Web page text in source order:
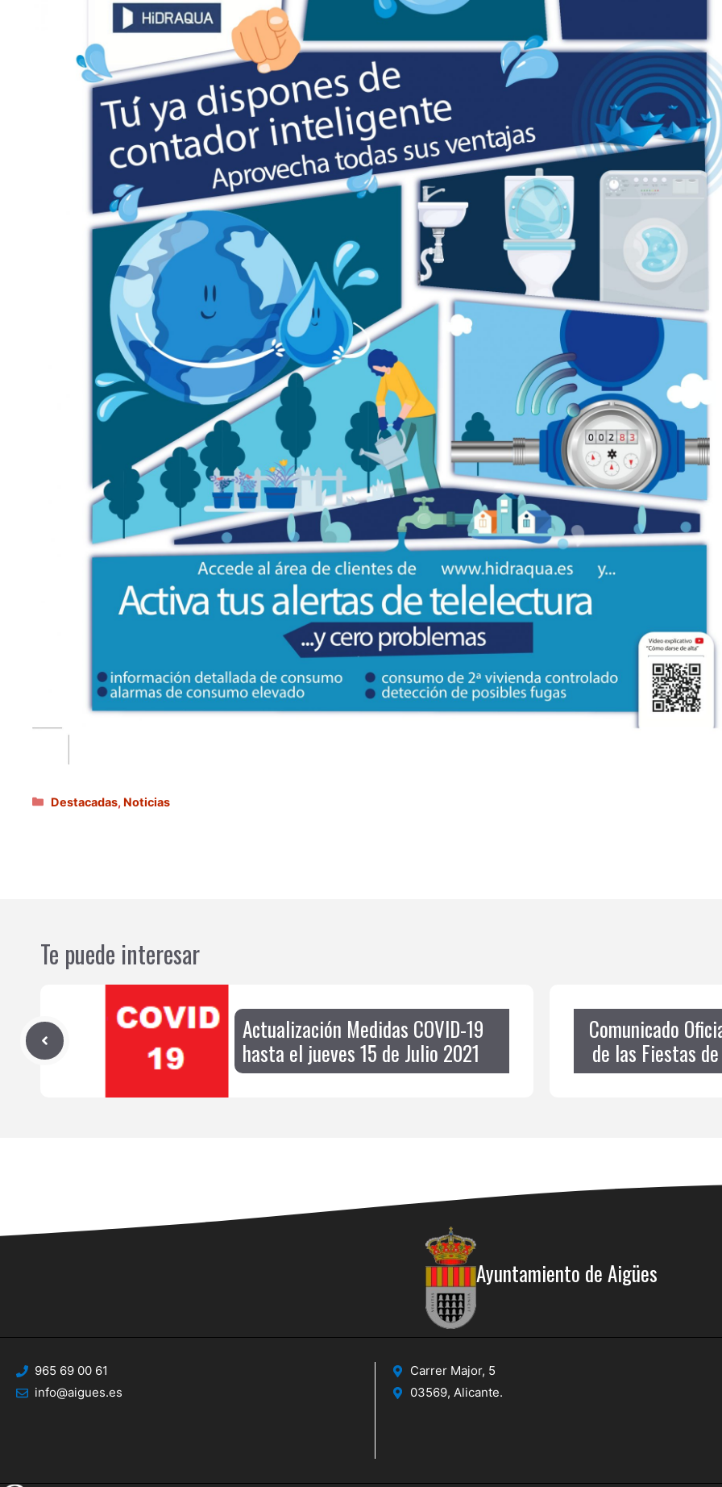
Categorías
Destacadas, Noticias
Te puede interesar
Actualización Medidas COVID-19
hasta el jueves 15 de Julio 2021
Comunicado
de las Fiestas
Ayuntamiento de Aigües
965 69 00 61
info@aigues.es
Carrer Major, 5
03569, Alicante.